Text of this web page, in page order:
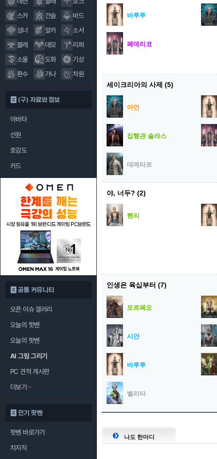
스카
건슬
바드
섬너
알카
소서
블레
데모
리퍼
소울
도화
기상
환수
가나 차원
(구) 자료와 정보
아바타
선원
호감도
카드
공통 커뮤니티
오픈 이슈 갤러리
오늘의 핫벤
오늘의 팟벤
AI 그림 그리기
PC 견적 게시판
더보기
인기 팟벤
팟벤 바로가기
치지직
바루투
페데리코
세이크리아의 사제 (5)
아만
집행관 솔라스
데메타르
야, 너두? (2)
헨리
인생은 육십부터 (7)
모르페오
시안
바루투
벨리타
나도 한마디